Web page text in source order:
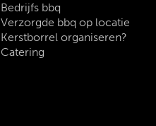
Bedrijfs bbq
Verzorgde bbq op locatie
Kerstborrel organiseren?
Catering